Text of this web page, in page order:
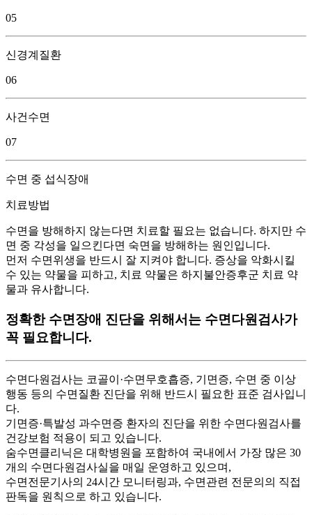
05
신경계질환
06
사건수면
07
수면 중 섭식장애
치료방법
수면을 방해하지 않는다면 치료할 필요는 없습니다. 하지만 수
면 중 각성을 일으킨다면 숙면을 방해하는 원인입니다.
먼저 수면위생을 반드시 잘 지켜야 합니다. 증상을 악화시킬
수 있는 약물을 피하고, 치료 약물은 하지불안증후군 치료 약
물과 유사합니다.
정확한 수면장애 진단을 위해서는 수면다원검사가
꼭 필요합니다.
수면다원검사는 코골이·수면무호흡증, 기면증, 수면 중 이상
행동 등의 수면질환 진단을 위해 반드시 필요한 표준 검사입니
다.
기면증·특발성 과수면증 환자의 진단을 위한 수면다원검사를
건강보험 적용이 되고 있습니다.
숨수면클리닉은 대학병원을 포함하여 국내에서 가장 많은 30
개의 수면다원검사실을 매일 운영하고 있으며,
수면전문기사의 24시간 모니터링과, 수면관련 전문의의 직접
판독을 원칙으로 하고 있습니다.